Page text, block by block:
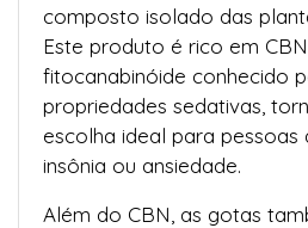
composto isolado das
Este produto é rico em
fitocanabinóide conhecido
propriedades sedativas,
escolha ideal para pessoas
insônia ou ansiedade.
Além do CBN, as gotas